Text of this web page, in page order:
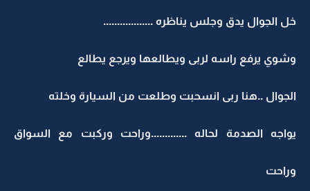
خل الجوال يدق وجلس يناظره ..................
وشوي يرفع راسه لربى ويطالعها ويرجع يطالع
الجوال ..هنا ربى انسحبت وطلعت من السيارة وخلته
يواجه الصدمة لحاله .............وراحت وركبت مع السواق
وراحت